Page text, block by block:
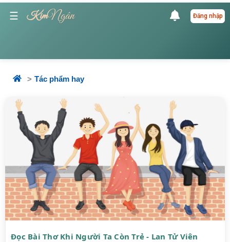
☰ KimNgân Đăng nhập
Tác phẩm hay
Đọc Bài Thơ Khi Người Ta Còn Trẻ - Lan Tử Viên